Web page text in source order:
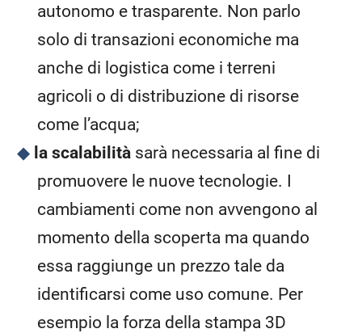
autonomo e trasparente. Non parlo
solo di transazioni economiche ma
anche di logistica come i terreni
agricoli o di distribuzione di risorse
come l’acqua;
la scalabilitàsarà necessaria al fine di
promuovere le nuove tecnologie. I
cambiamenti come non avvengono al
momento della scoperta ma quando
essa raggiunge un prezzo tale da
identificarsi come uso comune. Per
esempio la forza della stampa 3D